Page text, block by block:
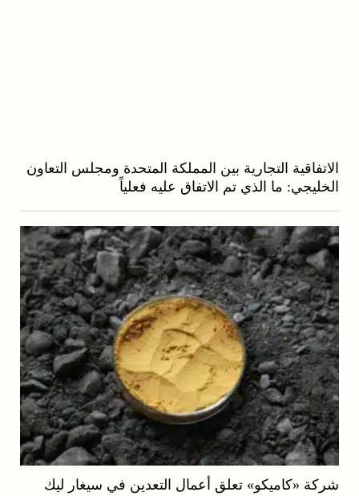
الاتفاقية التجارية بين المملكة المتحدة ومجلس التعاون
الخليجي: ما الذي تم الاتفاق عليه فعلياً
شركة «كاميكو» تعلق أعمال التعدين في سيغار ليك